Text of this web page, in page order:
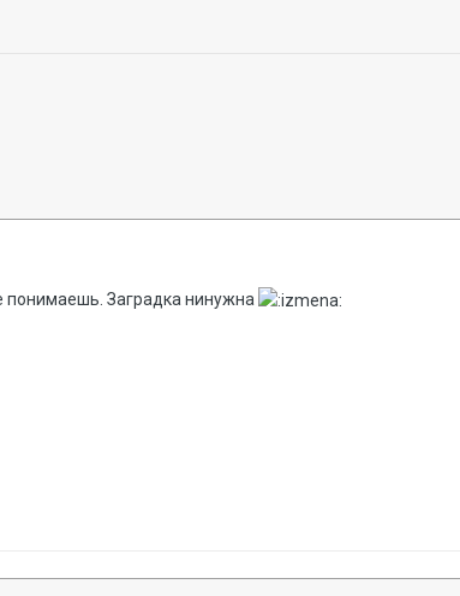
понимаешь. Заградка нинужна